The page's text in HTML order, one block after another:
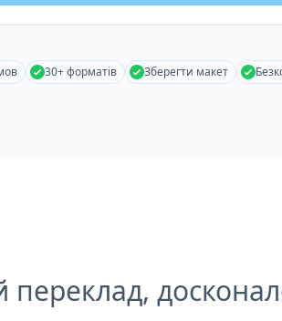
30+ форматів Зберегти макет
переклад,